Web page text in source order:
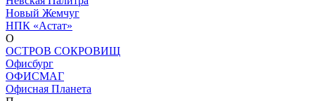
Новый Жемчуг
НПК «Астат»
О
ОСТРОВ СОКРОВИЩ
Офисбург
ОФИСМАГ
Офисная Планета